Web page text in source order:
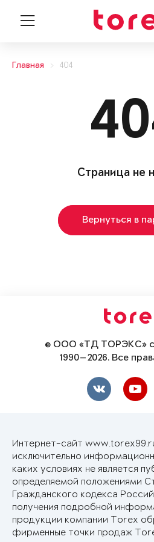
Главная 404
Страница не
Вернуться в
© ООО «ТД ТОРЭКС»
1990—2026. Все
Интернет-сайт
исключительно
каких условиях не является
определяемой положениями
Гражданского кодекса
получения подробной
продукции компании Torex
фирменные точки продаж